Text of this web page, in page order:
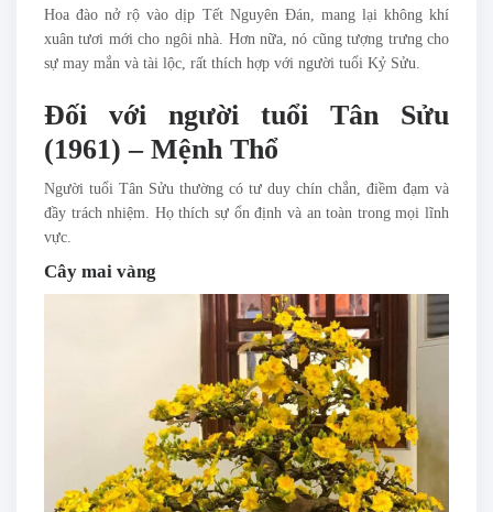
Hoa đào nở rộ vào dịp Tết Nguyên Đán, mang lại không khí
xuân tươi mới cho ngôi nhà. Hơn nữa, nó cũng tượng trưng cho
sự may mắn và tài lộc, rất thích hợp với người tuổi Kỷ Sửu.
Đối với người tuổi Tân Sửu
(1961) – Mệnh Thổ
Người tuổi Tân Sửu thường có tư duy chín chắn, điềm đạm và
đầy trách nhiệm. Họ thích sự ổn định và an toàn trong mọi lĩnh
vực.
Cây mai vàng